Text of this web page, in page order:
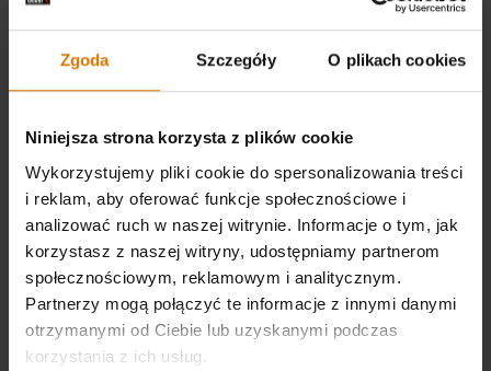
Zgoda Szczegóły O plikach cookies
Niniejsza strona korzysta z plików cookie
Wykorzystujemy pliki cookie do spersonalizowania treści
i reklam, aby oferować funkcje społecznościowe i
analizować ruch w naszej witrynie. Informacje o tym, jak
korzystasz z naszej witryny, udostępniamy partnerom
społecznościowym, reklamowym i analitycznym.
Partnerzy mogą połączyć te informacje z innymi danymi
otrzymanymi od Ciebie lub uzyskanymi podczas
korzystania z ich usług.
możemy skupić się na wielu innych aspektach
sztućców i talerzy, czy też po prostu na
ogródku lub na działce.
Który grill warto kupić?
Wśród grillów z nowoczesnymi technologiami
szczególnie wyróżnia się sprzęt od Webera. Ten
amerykański producent grillów już od lat
oferuje sprzęt z unikalnymi rozwiązaniami
technologicznymi, wyprzedzającymi często o